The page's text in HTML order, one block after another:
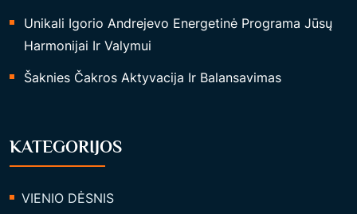
Unikali Igorio Andrejevo Energetinė Programa Jūsų
Harmonijai Ir Valymui
Šaknies Čakros Aktyvacija Ir Balansavimas
KATEGORIJOS
VIENIO DĖSNIS